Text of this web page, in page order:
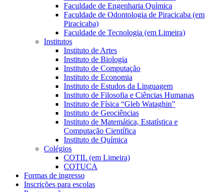
Faculdade de Engenharia Química
Faculdade de Odontologia de Piracicaba (em
Piracicaba)
Faculdade de Tecnologia (em Limeira)
Institutos
Instituto de Artes
Instituto de Biologia
Instituto de Computação
Instituto de Economia
Instituto de Estudos da Linguagem
Instituto de Filosofia e Ciências Humanas
Instituto de Física “Gleb Wataghin”
Instituto de Geociências
Instituto de Matemática, Estatística e
Computação Científica
Instituto de Química
Colégios
COTIL (em Limeira)
COTUCA
Formas de ingresso
Inscrições para escolas